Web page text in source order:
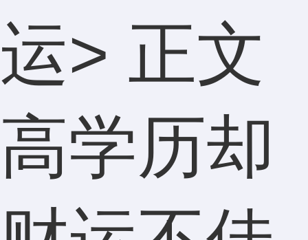
运> 正文
高学历却